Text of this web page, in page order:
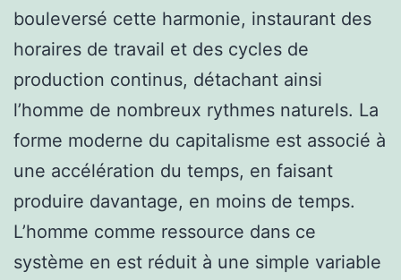
bouleversé cette harmonie, instaurant des
horaires de travail et des cycles de
production continus, détachant ainsi
l’homme de nombreux rythmes naturels. La
forme moderne du capitalisme est associé à
une accélération du temps, en faisant
produire davantage, en moins de temps.
L’homme comme ressource dans ce
système en est réduit à une simple variable